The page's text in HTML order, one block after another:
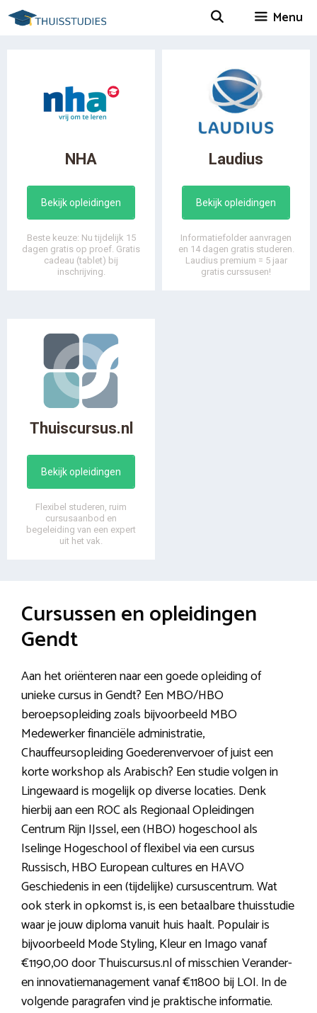
Spring
naar
Menu
NHA
Bekijk opleidingen
Beste keuze: Nu tijdelijk 15
dagen gratis op proef. Gratis
cadeau (tablet) bij
inschrijving.
Laudius
Bekijk opleidingen
Informatiefolder aanvragen
en 14 dagen gratis studeren.
Laudius premium = 5 jaar
gratis curssusen!
Thuiscursus.nl
Bekijk opleidingen
Flexibel studeren, ruim
cursusaanbod en
begeleiding van een expert
uit het vak.
Cursussen en opleidingen
Gendt
Aan het oriënteren naar een goede opleiding of
unieke cursus in Gendt? Een MBO/HBO
beroepsopleiding zoals bijvoorbeeld MBO
Medewerker financiële administratie,
Chauffeursopleiding Goederenvervoer of juist een
korte workshop als Arabisch? Een studie volgen in
Lingewaard is mogelijk op diverse locaties. Denk
hierbij aan een ROC als Regionaal Opleidingen
Centrum Rijn IJssel, een (HBO) hogeschool als
Iselinge Hogeschool of flexibel via een cursus
Russisch, HBO European cultures en HAVO
Geschiedenis in een (tijdelijke) cursuscentrum. Wat
ook sterk in opkomst is, is een betaalbare thuisstudie
waar je jouw diploma vanuit huis haalt. Populair is
bijvoorbeeld Mode Styling, Kleur en Imago vanaf
€1190,00 door Thuiscursus.nl of misschien Verander-
en innovatiemanagement vanaf €11800 bij LOI. In de
volgende paragrafen vind je praktische informatie.